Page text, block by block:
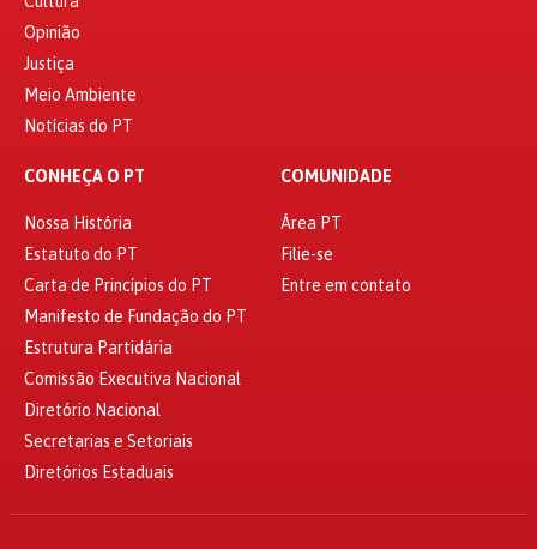
Opinião
Justiça
Meio Ambiente
Notícias do PT
CONHEÇA O PT
Nossa História
Estatuto do PT
Carta de Princípios do PT
Manifesto de Fundação do PT
Estrutura Partidária
Comissão Executiva Nacional
Diretório Nacional
Secretarias e Setoriais
Diretórios Estaduais
COMUNIDADE
Área PT
Filie-se
Entre em contato